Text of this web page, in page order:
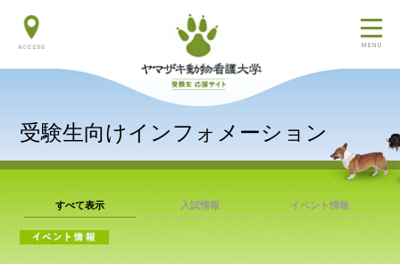
受験生向けインフォメーション
すべて表示 入試情報 イベント情報